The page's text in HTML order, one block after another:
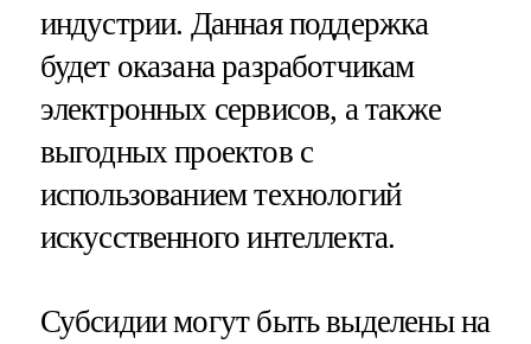
индустрии. Данная поддержка
будет оказана разработчикам
электронных сервисов, а также
выгодных проектов с
использованием технологий
искусственного интеллекта.
Субсидии могут быть выделены на